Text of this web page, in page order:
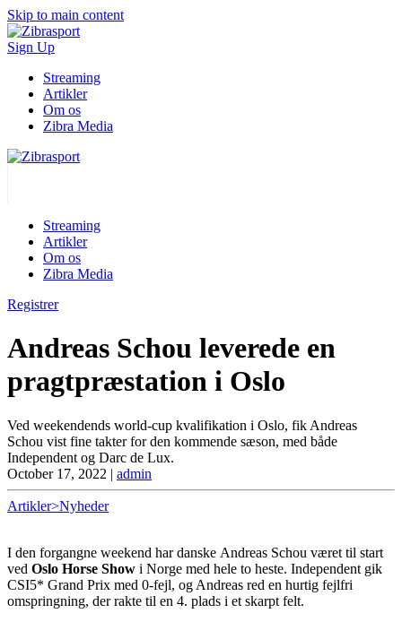
Skip to main content
Sign Up
Streaming
Artikler
Om os
Zibra Media
Streaming
Artikler
Om os
Zibra Media
Registrer
Andreas Schou leverede en
pragtpræstation i Oslo
Ved weekendends world-cup kvalifikation i Oslo, fik Andreas
Schou vist fine takter for den kommende sæson, med både
Independent og Darc de Lux.
October 17, 2022 | admin
Artikler>Nyheder
I den forgangne weekend har danske Andreas Schou været til start
ved Oslo Horse Show i Norge med hele to heste. Independent gik
CSI5* Grand Prix med 0-fejl, og Andreas red en hurtig fejlfri
omspringning, der rakte til en 4. plads i et skarpt felt.